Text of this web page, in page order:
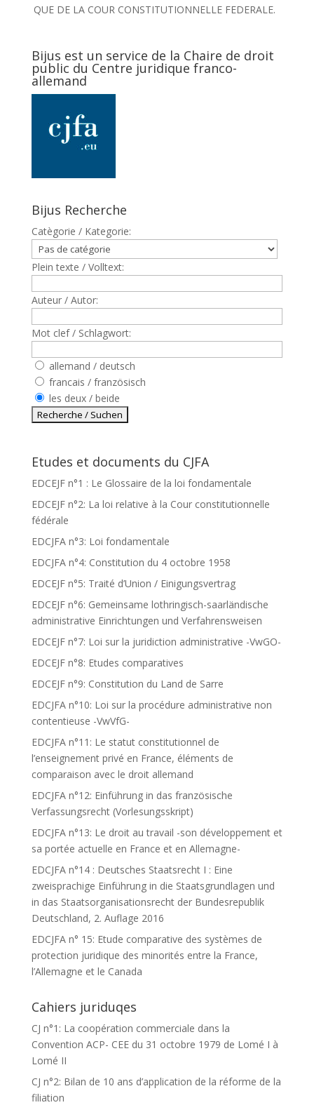
QUE DE LA COUR CONSTITUTIONNELLE FEDERALE.
Bijus est un service de la Chaire de droit
public du Centre juridique franco-
allemand
Bijus Recherche
Catègorie / Kategorie:
Plein texte / Volltext:
Auteur / Autor:
Mot clef / Schlagwort:
allemand / deutsch
francais / französisch
les deux / beide
Etudes et documents du CJFA
EDCEJF n°1 : Le Glossaire de la loi fondamentale
EDCEJF n°2: La loi relative à la Cour constitutionnelle
fédérale
EDCJFA n°3: Loi fondamentale
EDCJFA n°4: Constitution du 4 octobre 1958
EDCEJF n°5: Traité d’Union / Einigungsvertrag
EDCEJF n°6: Gemeinsame lothringisch-saarländische
administrative Einrichtungen und Verfahrensweisen
EDCEJF n°7: Loi sur la juridiction administrative -VwGO-
EDCEJF n°8: Etudes comparatives
EDCEJF n°9: Constitution du Land de Sarre
EDCJFA n°10: Loi sur la procédure administrative non
contentieuse -VwVfG-
EDCJFA n°11: Le statut constitutionnel de
l’enseignement privé en France, éléments de
comparaison avec le droit allemand
EDCJFA n°12: Einführung in das französische
Verfassungsrecht (Vorlesungsskript)
EDCJFA n°13: Le droit au travail -son développement et
sa portée actuelle en France et en Allemagne-
EDCJFA n°14 : Deutsches Staatsrecht I : Eine
zweisprachige Einführung in die Staatsgrundlagen und
in das Staatsorganisationsrecht der Bundesrepublik
Deutschland, 2. Auflage 2016
EDCJFA n° 15: Etude comparative des systèmes de
protection juridique des minorités entre la France,
l’Allemagne et le Canada
Cahiers juriduqes
CJ n°1: La coopération commerciale dans la
Convention ACP- CEE du 31 octobre 1979 de Lomé I à
Lomé II
CJ n°2: Bilan de 10 ans d’application de la réforme de la
filiation